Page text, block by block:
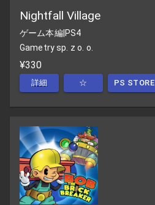
Nightfall Village
ゲーム本編|PS4
Gametry sp. z o. o.
¥330
詳細 ☆ PS STORE